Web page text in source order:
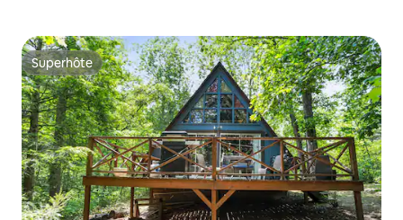
Superhôte
Superhôte